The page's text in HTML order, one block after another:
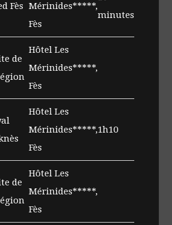
Fès Mérinides*****,
Fès
minutes
de
Hôtel Les
Mérinides*****,
Fès
Hôtel Les
Mérinides*****,
Fès
1h10
de
Hôtel Les
Mérinides*****,
Fès